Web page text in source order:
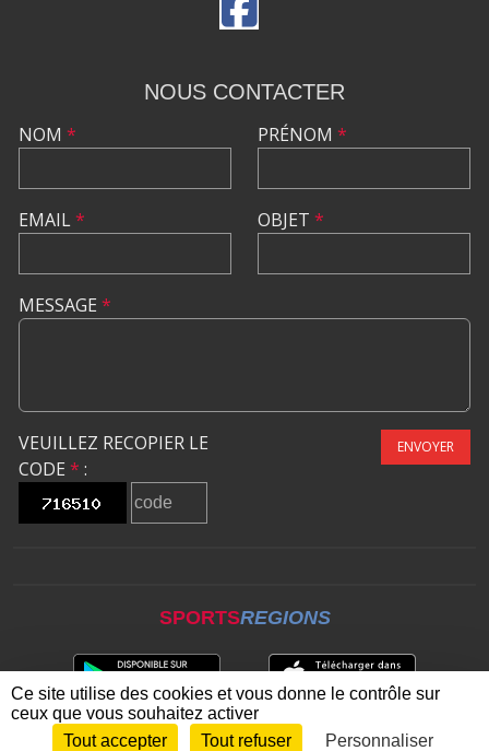
NOUS CONTACTER
NOM *
EMAIL*
PRÉNOM *
OBJET *
MESSAGE *
VEUILLEZ RECOPIER LE
CODE * :
ENVOYER
SPORTSREGIONS
Envie de participer ? CONNEXION
Ce site utilise des cookies et vous donne le contrôle sur
ceux que vous souhaitez activer
Tout accepter
Tout refuser Personnaliser